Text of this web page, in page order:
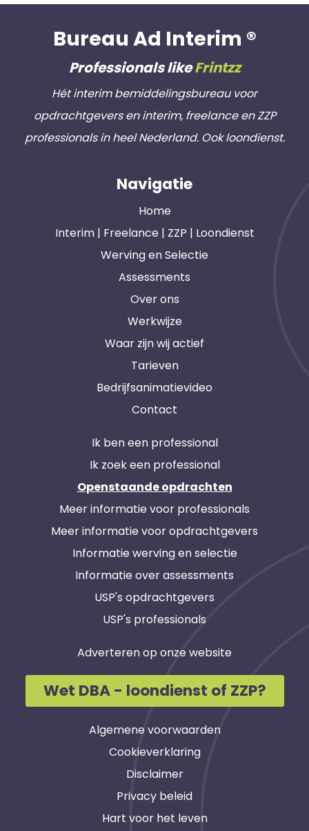
Bureau Ad Interim ®
Professionals likeFrintzz
Hét interim bemiddelingsbureau voor
opdrachtgevers en interim, freelance en ZZP
professionals in heel Nederland. Ook loondienst.
Navigatie
Home
Interim | Freelance | ZZP | Loondienst
Werving en Selectie
Assessments
Over ons
Werkwijze
Waar zijn wij actief
Tarieven
Bedrijfsanimatievideo
Contact
Ik ben een professional
Ik zoek een professional
Openstaande opdrachten
Meer informatie voor professionals
Meer informatie voor opdrachtgevers
Informatie werving en selectie
Informatie over assessments
USP's opdrachtgevers
USP's professionals
Adverteren op onze website
Wet DBA - loondienst of ZZP?
Algemene voorwaarden
Cookieverklaring
Disclaimer
Privacy beleid
Hart voor het leven